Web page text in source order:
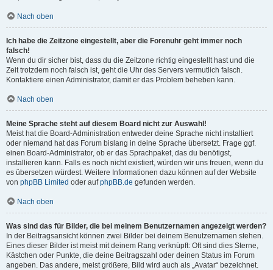
Nach oben
Ich habe die Zeitzone eingestellt, aber die Forenuhr geht immer noch
falsch!
Wenn du dir sicher bist, dass du die Zeitzone richtig eingestellt hast und die
Zeit trotzdem noch falsch ist, geht die Uhr des Servers vermutlich falsch.
Kontaktiere einen Administrator, damit er das Problem beheben kann.
Nach oben
Meine Sprache steht auf diesem Board nicht zur Auswahl!
Meist hat die Board-Administration entweder deine Sprache nicht installiert
oder niemand hat das Forum bislang in deine Sprache übersetzt. Frage ggf.
einen Board-Administrator, ob er das Sprachpaket, das du benötigst,
installieren kann. Falls es noch nicht existiert, würden wir uns freuen, wenn du
es übersetzen würdest. Weitere Informationen dazu können auf der Website
von phpBB Limited oder aufphpBB.de gefunden werden.
Nach oben
Was sind das für Bilder, die bei meinem Benutzernamen angezeigt werden?
In der Beitragsansicht können zwei Bilder bei deinem Benutzernamen stehen.
Eines dieser Bilder ist meist mit deinem Rang verknüpft: Oft sind dies Sterne,
Kästchen oder Punkte, die deine Beitragszahl oder deinen Status im Forum
angeben. Das andere, meist größere, Bild wird auch als „Avatar“ bezeichnet.